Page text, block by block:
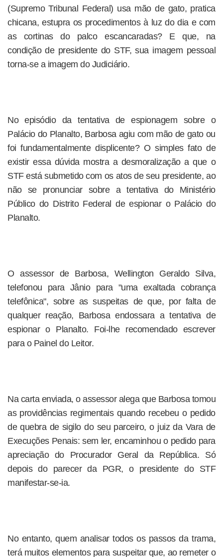
(Supremo Tribunal Federal) usa mão de gato, pratica
chicana, estupra os procedimentos à luz do dia e com
as cortinas do palco escancaradas? E que, na
condição de presidente do STF, sua imagem pessoal
torna-se a imagem do Judiciário.
No episódio da tentativa de espionagem sobre o
Palácio do Planalto, Barbosa agiu com mão de gato ou
foi fundamentalmente displicente? O simples fato de
existir essa dúvida mostra a desmoralização a que o
STF está submetido com os atos de seu presidente, ao
não se pronunciar sobre a tentativa do Ministério
Público do Distrito Federal de espionar o Palácio do
Planalto.
O assessor de Barbosa, Wellington Geraldo Silva,
telefonou para Jânio para "uma exaltada cobrança
telefônica", sobre as suspeitas de que, por falta de
qualquer reação, Barbosa endossara a tentativa de
espionar o Planalto. Foi-lhe recomendado escrever
para o Painel do Leitor.
Na carta enviada, o assessor alega que Barbosa tomou
as providências regimentais quando recebeu o pedido
de quebra de sigilo do seu parceiro, o juiz da Vara de
Execuções Penais: sem ler, encaminhou o pedido para
apreciação do Procurador Geral da República. Só
depois do parecer da PGR, o presidente do STF
manifestar-se-ia.
No entanto, quem analisar todos os passos da trama,
terá muitos elementos para suspeitar que, ao remeter o